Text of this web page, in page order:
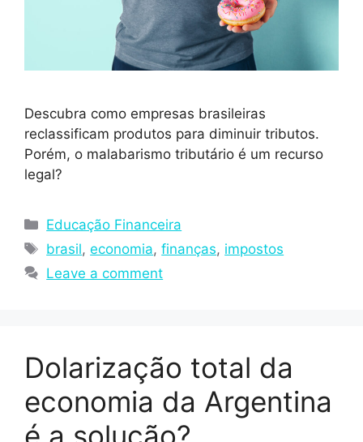
Descubra como empresas brasileiras
reclassificam produtos para diminuir tributos.
Porém, o malabarismo tributário é um recurso
legal?
Educação Financeira
brasil,economia,finanças, impostos
Leave a comment
Dolarização total da
economia da Argentina